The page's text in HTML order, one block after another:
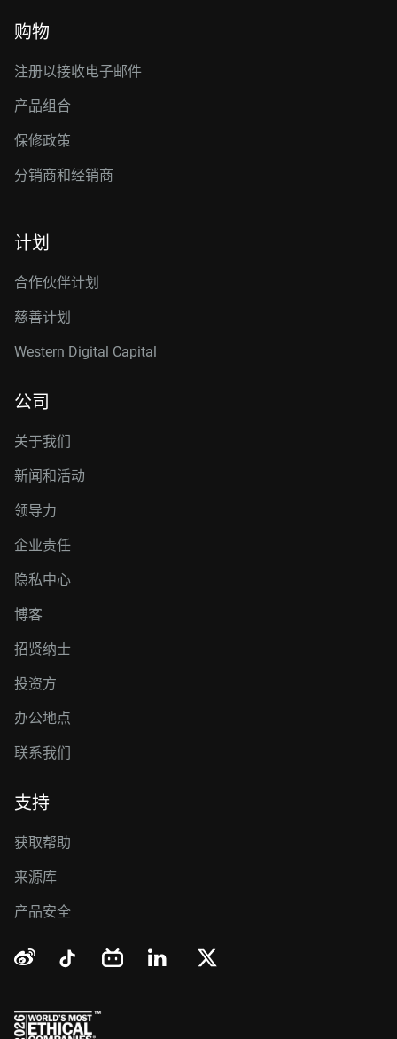
购物
注册以接收电子邮件
产品组合
保修政策
分销商和经销商
计划
合作伙伴计划
慈善计划
Western Digital Capital
公司
关于我们
新闻和活动
领导力
企业责任
隐私中心
博客
招贤纳士
投资方
办公地点
联系我们
支持
获取帮助
来源库
产品安全